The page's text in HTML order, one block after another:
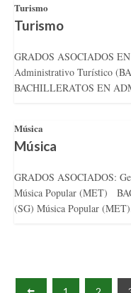
Turismo
Turismo
GRADOS ASOCIADOS
Administrativo Turístico
BACHILLERATOS EN
Música
Música
GRADOS ASOCIADOS:
Música Popular (MET)
(SG) Música Popular